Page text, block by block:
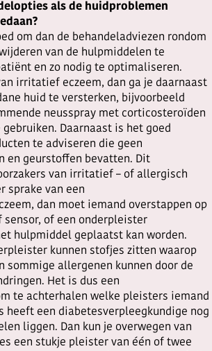
als de huidproblemen
om dan de behandeladviezen rondom
van de hulpmiddelen te
en zo nodig te optimaliseren.
irritatief eczeem, dan ga je daarnaast
huid te versterken, bijvoorbeeld
neusspray met corticosteroïden
Daarnaast is het goed
te adviseren die geen
en geurstoffen bevatten. Dit
van irritatief – of allergisch
sprake van een
dan moet iemand overstappen op
sensor, of een onderpleister
hulpmiddel geplaatst kan worden.
kunnen stofjes zitten waarop
sommige allergenen kunnen door de
Het is dus een
te achterhalen welke pleisters iemand
heeft een diabetesverpleegkundige nog
liggen. Dan kun je overwegen van
een stukje pleister van één of twee